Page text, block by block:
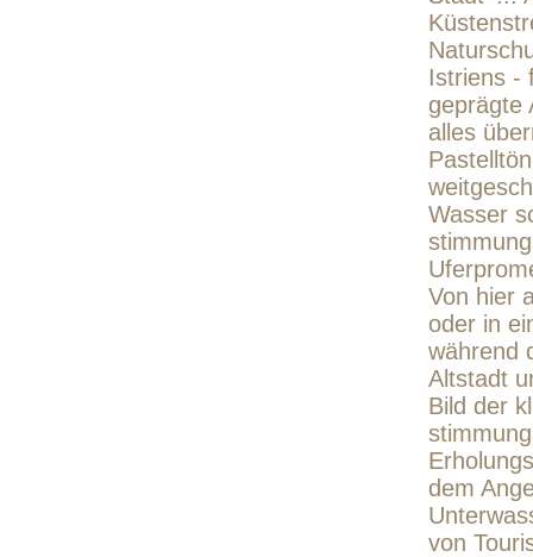
Istriens -
geprägte
alles
Wasser
Von hier
oder in
während
Altstadt
Bild der
dem
von